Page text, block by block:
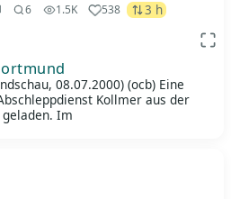
6 1.5K 538 3 h
08.07.2000) (ocb) Eine
Kollmer aus der
Im